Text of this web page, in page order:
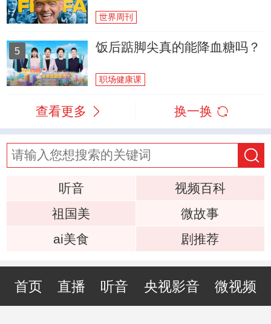
世界周刊
5 饭后踮脚尖真的能降血糖吗？
职场健康课
查看更多 换一换
听音
视频百科
祖国美
微故事
ai美食
剧推荐
首页 直播 听音 央视影音 微视频